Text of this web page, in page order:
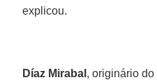
explicou.
Díaz Mirabal , originário do